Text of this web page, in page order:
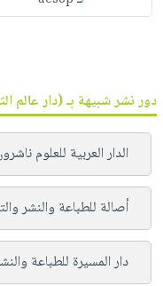
دور نشر شبيهة بـ (دار عالم
الدار العربية للعلوم
أصالة للطباعة والنشر
دار المسيرة للطباعة